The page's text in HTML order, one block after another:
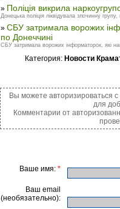
» Поліція викрила
Донецька поліція ліквідувала злочинну
» СБУ затримала ворожих
по Донеччині
СБУ затримала ворожих інформаторок, які
Категория: Новости
Вы можете авторизироваться
для
Комментарии от
Ваше имя: *
Ваш email
(необязательно):